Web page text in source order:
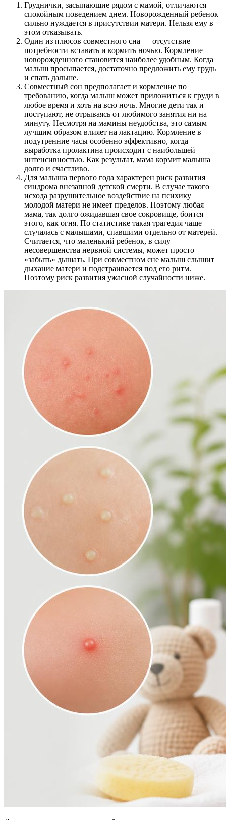
Груднички, засыпающие рядом с мамой, отличаются
спокойным поведением днем. Новорожденный ребенок
сильно нуждается в присутствии матери. Нельзя ему в
этом отказывать.
Один из плюсов совместного сна — отсутствие
потребности вставать и кормить ночью. Кормление
новорожденного становится наиболее удобным. Когда
малыш просыпается, достаточно предложить ему грудь
и спать дальше.
Совместный сон предполагает и кормление по
требованию, когда малыш может приложиться к груди в
любое время и хоть на всю ночь. Многие дети так и
поступают, не отрываясь от любимого занятия ни на
минуту. Несмотря на мамины неудобства, это самым
лучшим образом влияет на лактацию. Кормление в
подутренние часы особенно эффективно, когда
выработка пролактина происходит с наибольшей
интенсивностью. Как результат, мама кормит малыша
долго и счастливо.
Для малыша первого года характерен риск развития
синдрома внезапной детской смерти. В случае такого
исхода разрушительное воздействие на психику
молодой матери не имеет пределов. Поэтому любая
мама, так долго ожидавшая свое сокровище, боится
этого, как огня. По статистике такая трагедия чаще
случалась с малышами, спавшими отдельно от матерей.
Считается, что маленький ребенок, в силу
несовершенства нервной системы, может просто
«забыть» дышать. При совместном сне малыш слышит
дыхание матери и подстраивается под его ритм.
Поэтому риск развития ужасной случайности ниже.